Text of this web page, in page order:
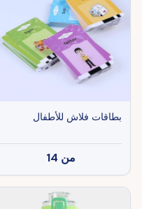
بطاقات فلاش للأطفال
من 14